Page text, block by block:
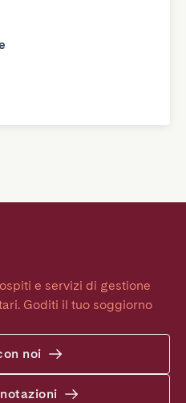
e servizi di gestione
Goditi il tuo soggiorno
noi